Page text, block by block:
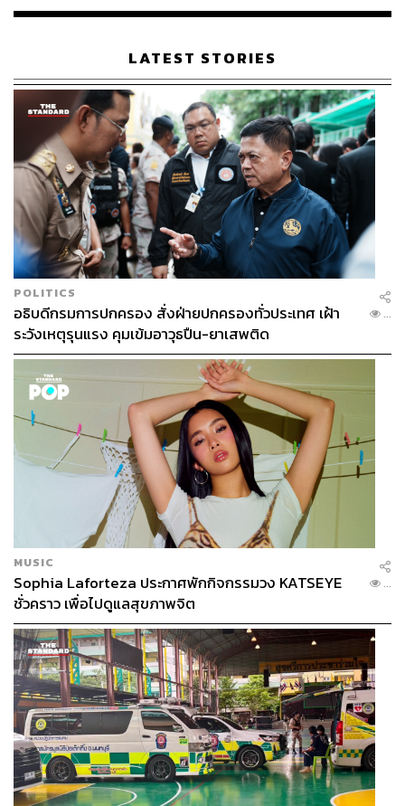
ในคณะรัฐมนตรี แต่ละคนมีคุณสมบัติอย่างไร ซึ่งก็ต้องมา
ส่วนขณะนี้ได้ร่างคำแถลงนโยบายรัฐบาลต่อรัฐสภาเรียบร้อย
แล้วหรือไม่ อนุทินกล่าวว่าขณะนี้ได้มีการเชิญพรรคร่วม
รัฐบาลมาพูดคุย ในส่วนของกระทรวงที่ดูแล มาใส่นโยบายที่
เขาตั้งใจจะทำ โดยเฉพาะนโยบายที่พรรคร่วมรัฐบาลให้
คำมั่นสัญญาว่าจะทำหากเป็นรัฐบาล ซึ่งตนก็เปิดโอกาสให้
ทุกพรรคนำเสนอ ในการประชุมร่วมกัน
ส่วนประเด็นวิกฤตตะวันออกกลางจะอยู่ในร่างแถลงนโยบาย
รัฐบาลต่อรัฐสภาหรือไม่ อนุทินกล่าวว่า ก็รวมอยู่ในนั้น
อย่างไรก็ตาม ได้รับแจ้งว่า คณะรัฐมนตรีภายใต้การนำของ
อนุทิน ในสมัยที่ 2 ได้วางกรอบแถลงนโยบายต่อรัฐสภา
ระหว่างวันที่ 8-10 เมษายน 2569 พร้อมยืนยันว่า รัฐบาลชุด
ใหม่จะเข้าบริหารราชการแผ่นดินก่อนเทศกาลสงกรานต์
เรือนไทยที่ถูกซุกไว้
LATEST STORIES
POLITICS
อธิบดีกรมการปกครอง สั่งฝ่ายปกครองทั่วประเทศ เฝ้า
ระวังเหตุรุนแรง คุมเข้มอาวุธปืน-ยาเสพติด
...
MUSIC
Sophia Laforteza ประกาศพักกิจกรรมวง KATSEYE
ชั่วคราว เพื่อไปดูแลสุขภาพจิต
...